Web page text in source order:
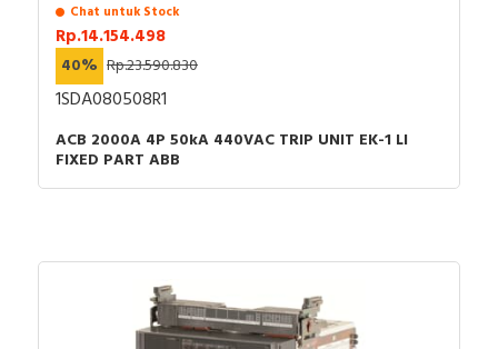
Chat untuk Stock
Rp.14.154.498
40% Rp.23.590.830
1SDA080508R1
ACB 2000A 4P 50kA 440VAC TRIP UNIT EK-1 LI
FIXED PART ABB